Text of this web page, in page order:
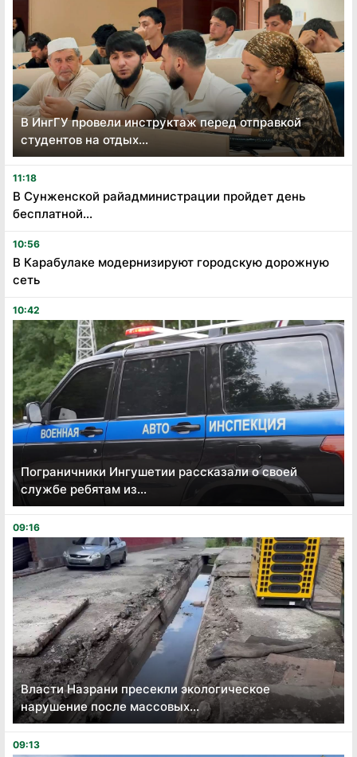
В ИнгГУ провели инструктаж перед отправкой
студентов на отдых...
11:18
В Сунженской райадминистрации пройдет день
бесплатной...
10:56
В Карабулаке модернизируют городскую дорожную
сеть
10:42
Пограничники Ингушетии рассказали о своей
службе ребятам из...
09:16
Власти Назрани пресекли экологическое
нарушение после массовых...
09:13